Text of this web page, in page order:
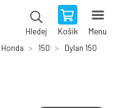
Hledej Košík Menu
Honda 150
Dylan 150